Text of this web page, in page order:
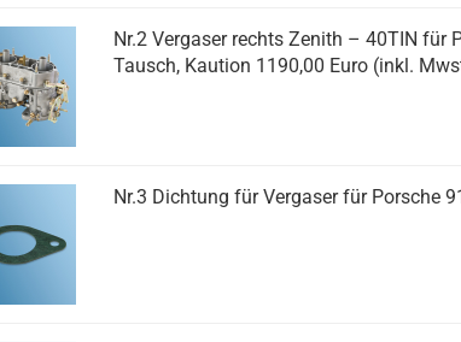
Nr.2 Vergaser rechts Zenith – 40TIN für
Tausch, Kaution 1190,00 Euro (inkl.
Nr.3 Dichtung für Vergaser für Porsche